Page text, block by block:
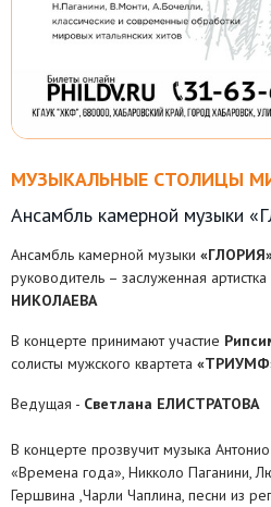
МУЗЫКАЛЬНЫЕ СТОЛИЦЫ
Ансамбль камерной музыки
Ансамбль камерной музыки
руководитель – заслуженная
НИКОЛАЕВА
В концерте принимают участие
солисты мужского квартета
Ведущая - Светлана ЕЛИСТРАТОВА
В концерте прозвучит музыка
«Времена года», Никколо Паганини,
Гершвина ,Чарли Чаплина, песни из